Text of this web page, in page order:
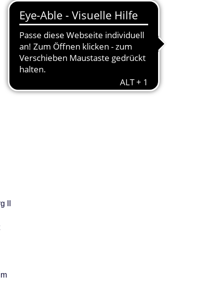
II